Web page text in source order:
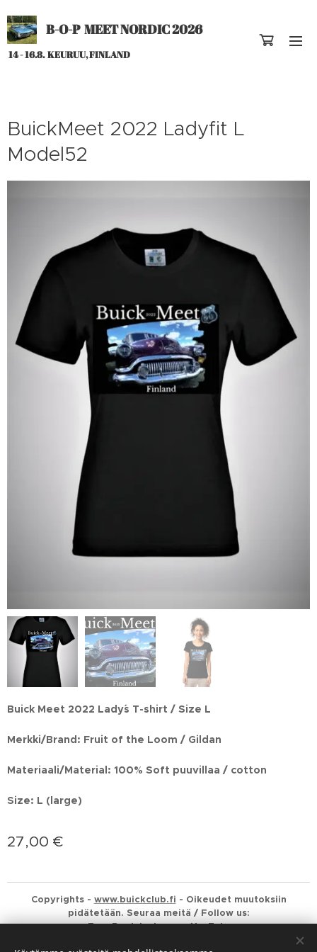
B-O-P MEET NORDIC 2026
14 - 16.8. KEURUU, FINLAND
BuickMeet 2022 Ladyfit L
Model52
Buick Meet 2022 Lady´s T-shirt / Size L
Merkki/Brand: Fruit of the Loom / Gildan
Materiaali/Material: 100% Soft puuvillaa / cotton
Size: L (large)
27,00 €
Copyrights - www.buickclub.fi - Oikeudet muutoksiin
pidätetään. Seuraa meitä / Follow us:
FaceBook Instagram YouTube
Evästeet